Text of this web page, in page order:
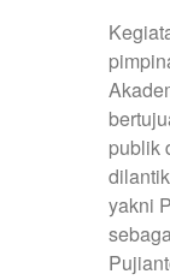
publik
yakni